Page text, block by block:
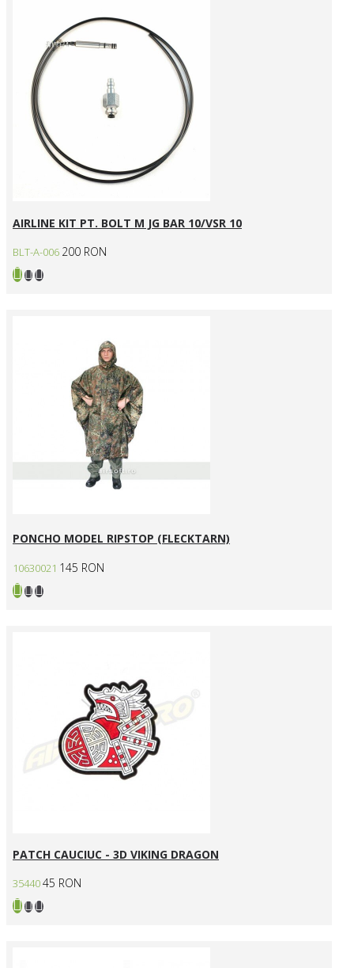
AIRLINE KIT PT. BOLT M JG BAR 10/VSR 10
BLT-A-006 200 RON
PONCHO MODEL RIPSTOP (FLECKTARN)
10630021 145 RON
PATCH CAUCIUC - 3D VIKING DRAGON
3544045 RON